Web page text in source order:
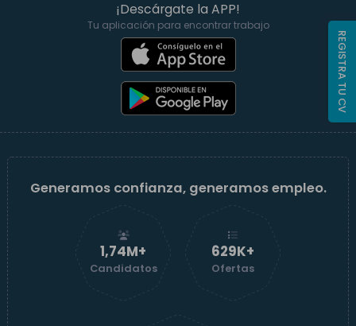
¡Descárgate la APP!
Tu aplicación para encontrar trabajo
Generamos confianza, generamos empleo.
1,74M+
Candidatos
629K+
Ofertas
REGISTRA TU CV